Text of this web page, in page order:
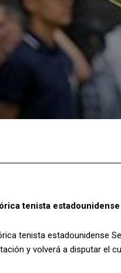
tenista
tenista estadounidense
y volverá a disputar el